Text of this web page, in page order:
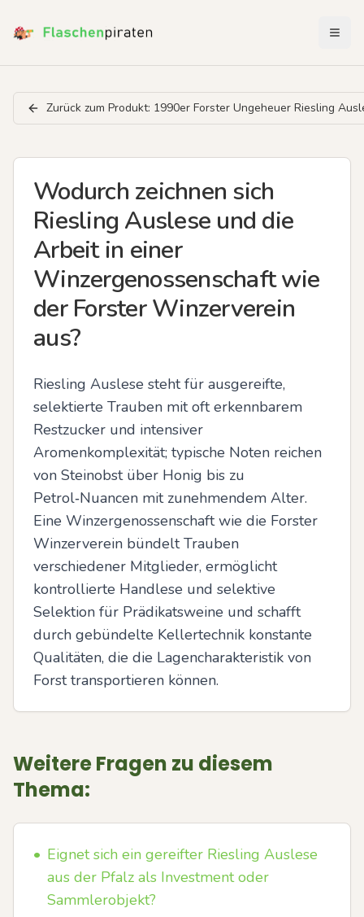
Zurück zum Produkt: 1990er Forster Ungeheuer Riesling
Wodurch zeichnen sich
Riesling Auslese und die
Arbeit in einer
Winzergenossenschaft wie
der Forster Winzerverein
aus?
Riesling Auslese steht für ausgereifte,
selektierte Trauben mit oft erkennbarem
Restzucker und intensiver
Aromenkomplexität; typische Noten reichen
von Steinobst über Honig bis zu
Petrol‑Nuancen mit zunehmendem Alter.
Eine Winzergenossenschaft wie die Forster
Winzerverein bündelt Trauben
verschiedener Mitglieder, ermöglicht
kontrollierte Handlese und selektive
Selektion für Prädikatsweine und schafft
durch gebündelte Kellertechnik konstante
Qualitäten, die die Lagencharakteristik von
Forst transportieren können.
Weitere Fragen zu diesem
Thema:
• Eignet sich ein gereifter Riesling Auslese
aus der Pfalz als Investment oder
Sammlerobjekt?